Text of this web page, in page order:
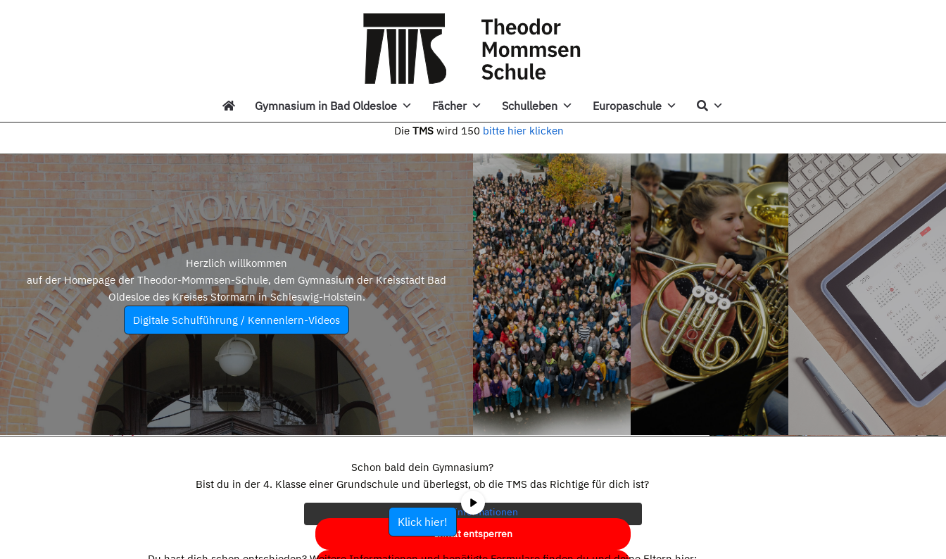
Gymnasium in Bad Oldesloe Fächer Schulleben Europaschule
Die TMS wird 150 bitte hier klicken
Herzlich willkommen
auf der Homepage der Theodor-Mommsen-Schule, dem Gymnasium der Kreisstadt Bad
Oldesloe des Kreises Stormarn in Schleswig-Holstein.
Digitale Schulführung / Kennenlern-Videos
eigentlichen Inhalt zuzugreifen, klicken Sie auf die Schaltfläche unten.
Bitte beachten Sie, dass dabei Daten an Drittanbieter weitergegeben
werden.
Mehr Informationen
Inhalt entsperren
Schon bald dein Gymnasium?
Bist du in der 4. Klasse einer Grundschule und überlegst, ob die TMS das Richtige für dich ist?
Klick hier!